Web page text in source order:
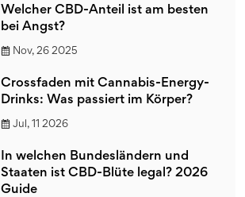
Welcher CBD-Anteil ist am besten
bei Angst?
Nov, 26 2025
Crossfaden mit Cannabis-Energy-
Drinks: Was passiert im Körper?
Jul, 11 2026
In welchen Bundesländern und
Staaten ist CBD-Blüte legal? 2026
Guide